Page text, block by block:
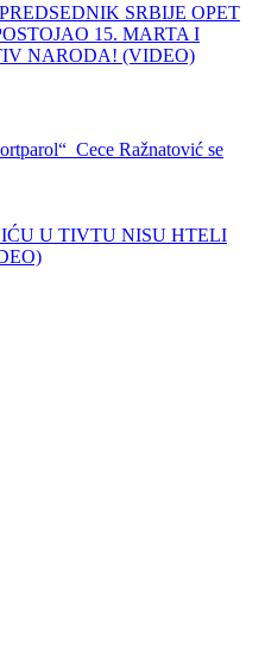
SRBIJE OPET
15. MARTA I
NARODA! (VIDEO)
Cece Ražnatović se
U TIVTU NISU HTELI